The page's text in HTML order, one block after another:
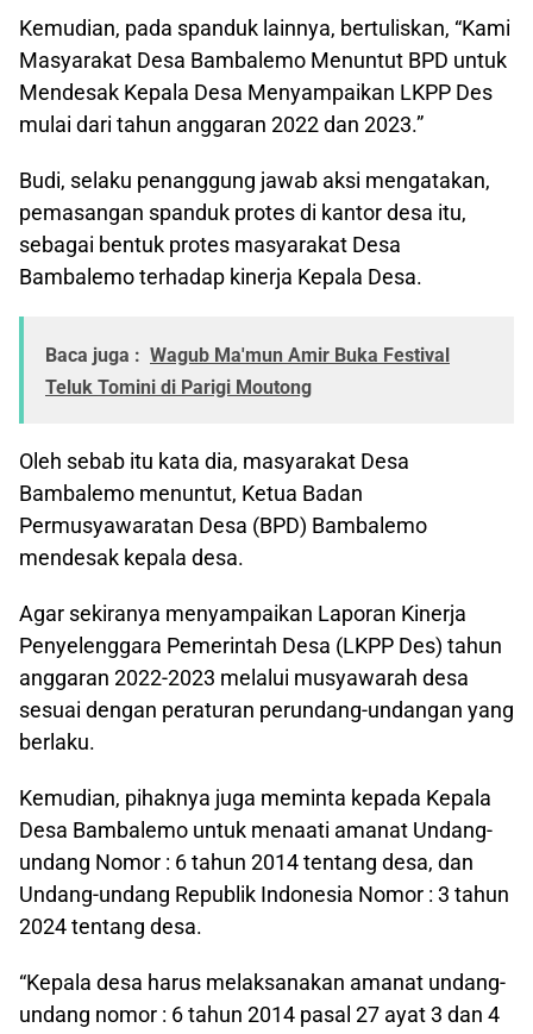
Kemudian, pada spanduk lainnya, bertuliskan, “Kami
Masyarakat Desa Bambalemo Menuntut BPD untuk
Mendesak Kepala Desa Menyampaikan LKPP Des
mulai dari tahun anggaran 2022 dan 2023.”
Budi, selaku penanggung jawab aksi mengatakan,
pemasangan spanduk protes di kantor desa itu,
sebagai bentuk protes masyarakat Desa
Bambalemo terhadap kinerja Kepala Desa.
Baca juga : Wagub Ma'mun Amir Buka Festival
Teluk Tomini di Parigi Moutong
Oleh sebab itu kata dia, masyarakat Desa
Bambalemo menuntut, Ketua Badan
Permusyawaratan Desa (BPD) Bambalemo
mendesak kepala desa.
Agar sekiranya menyampaikan Laporan Kinerja
Penyelenggara Pemerintah Desa (LKPP Des) tahun
anggaran 2022-2023 melalui musyawarah desa
sesuai dengan peraturan perundang-undangan yang
berlaku.
Kemudian, pihaknya juga meminta kepada Kepala
Desa Bambalemo untuk menaati amanat Undang-
undang Nomor : 6 tahun 2014 tentang desa, dan
Undang-undang Republik Indonesia Nomor : 3 tahun
2024 tentang desa.
“Kepala desa harus melaksanakan amanat undang-
undang nomor : 6 tahun 2014 pasal 27 ayat 3 dan 4